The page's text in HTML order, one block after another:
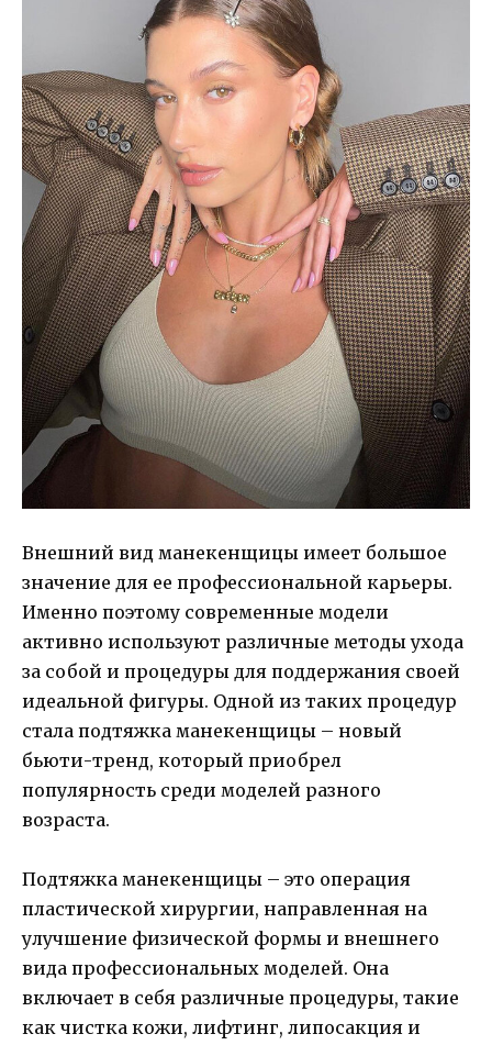
Внешний вид манекенщицы имеет большое
значение для ее профессиональной карьеры.
Именно поэтому современные модели
активно используют различные методы ухода
за собой и процедуры для поддержания своей
идеальной фигуры. Одной из таких процедур
стала подтяжка манекенщицы – новый
бьюти-тренд, который приобрел
популярность среди моделей разного
возраста.
Подтяжка манекенщицы – это операция
пластической хирургии, направленная на
улучшение физической формы и внешнего
вида профессиональных моделей. Она
включает в себя различные процедуры, такие
как чистка кожи, лифтинг, липосакция и